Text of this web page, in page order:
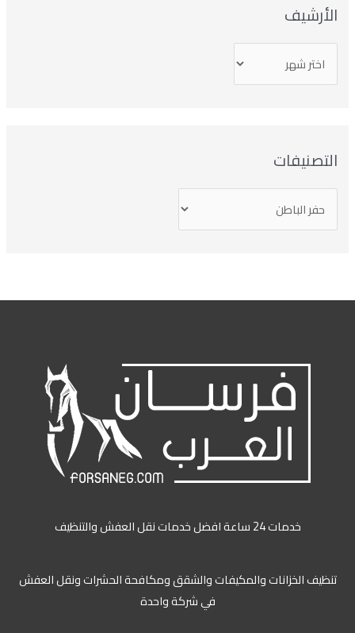
الأرشيف
التصنيفات
خدمات 24 ساعة افضل خدمات نقل العفش والتنظيف
تنظيف الخزانات والمكيفات والشقق ومكافحة الحشرات ونقل العفش
في شركة واحدة